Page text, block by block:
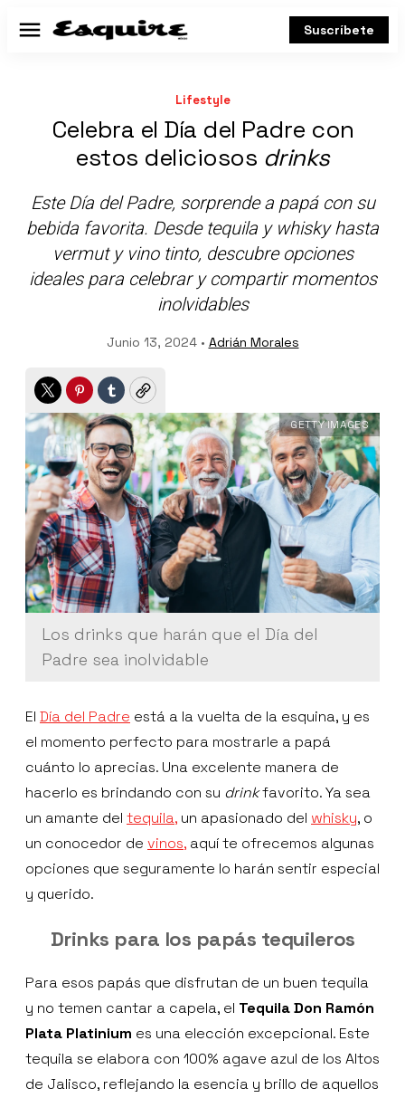
Menú Suscríbete
Lifestyle
Celebra el Día del Padre con
estos deliciosos drinks
Este Día del Padre, sorprende a papá con su
bebida favorita. Desde tequila y whisky hasta
vermut y vino tinto, descubre opciones
ideales para celebrar y compartir momentos
inolvidables
Junio 13, 2024 • Adrián Morales
TwitterPinterest
TumblrCopy
Los drinks que harán que el Día del
Padre sea inolvidable
GETTY IMAGES
El Día del Padre está a la vuelta de la esquina, y es
el momento perfecto para mostrarle a papá
cuánto lo aprecias. Una excelente manera de
hacerlo es brindando con su drinkfavorito. Ya sea
un amante del tequila, un apasionado del whisky, o
un conocedor de vinos, aquí te ofrecemos algunas
opciones que seguramente lo harán sentir especial
y querido.
Drinks para los papás tequileros
Para esos papás que disfrutan de un buen tequila
y no temen cantar a capela, el Tequila Don Ramón
Plata Platinium es una elección excepcional. Este
tequila se elabora con 100% agave azul de los Altos
de Jalisco, reflejando la esencia y brillo de aquellos